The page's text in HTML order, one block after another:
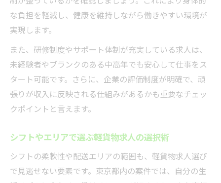
な負担を軽減し、健康を維持しながら働きやすい環境が
実現します。
また、研修制度やサポート体制が充実している求人は、
未経験者やブランクのある中高年でも安心して仕事をス
タート可能です。さらに、企業の評価制度が明確で、頑
張りが収入に反映される仕組みがあるかも重要なチェッ
クポイントと言えます。
シフトやエリアで選ぶ軽貨物求人の選択術
シフトの柔軟性や配送エリアの範囲も、軽貨物求人選び
で見逃せない要素です。東京都内の案件では、自分の生